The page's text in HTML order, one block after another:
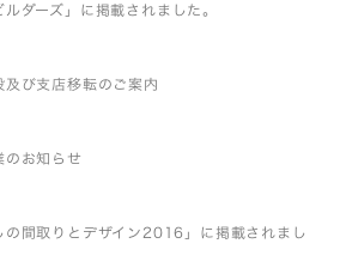
ダーズ」に掲載されました。
び支店移転のご案内
のお知らせ
の間取りとデザイン2016」に掲載されまし